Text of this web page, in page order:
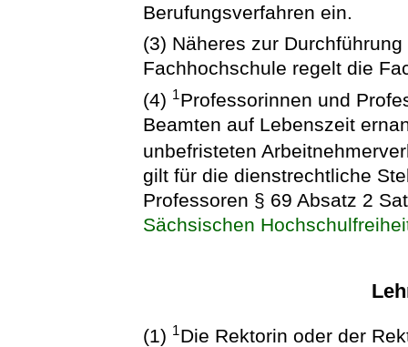
Berufungsverfahren ein.
(3) Näheres zur
Fachhochschule regelt die
(4) 1Professorinnen und
Beamten auf Lebenszeit
unbefristeten
gilt für die dienstrechtliche
Professoren § 69 Absatz 2
Sächsischen
(1) 1Die Rektorin oder der